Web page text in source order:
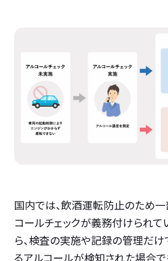
国内では、飲酒運転防止のため
コールチェックが義務付けられて
ら、検査の実施や記録の管理だけ
るアルコールが検知された場合